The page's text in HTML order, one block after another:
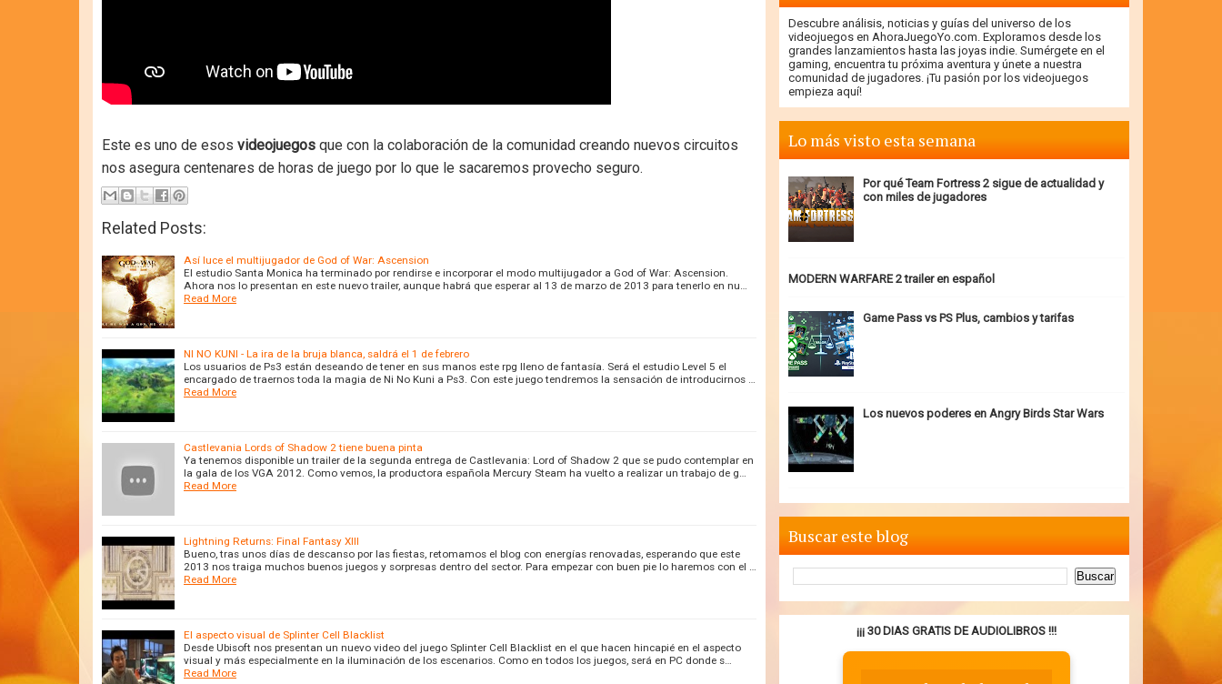
Este es uno de esos videojuegos que con la colaboración de la comunidad creando nuevos circuitos
nos asegura centenares de horas de juego por lo que le sacaremos provecho seguro.
Related Posts:
Así luce el multijugador de God of War: Ascension
El estudio Santa Monica ha terminado por rendirse e incorporar el modo multijugador a God of War: Ascension.
Ahora nos lo presentan en este nuevo trailer, aunque habrá que esperar al 13 de marzo de 2013 para tenerlo en nu…
Read More
NI NO KUNI - La ira de la bruja blanca, saldrá el 1 de febrero
Los usuarios de Ps3 están deseando de tener en sus manos este rpg lleno de fantasía. Será el estudio Level 5 el
encargado de traernos toda la magia de Ni No Kuni a Ps3. Con este juego tendremos la sensación de introducirnos …
Read More
Castlevania Lords of Shadow 2 tiene buena pinta
Ya tenemos disponible un trailer de la segunda entrega de Castlevania: Lord of Shadow 2 que se pudo contemplar en
la gala de los VGA 2012. Como vemos, la productora española Mercury Steam ha vuelto a realizar un trabajo de g…
Read More
Lightning Returns: Final Fantasy XIII
Bueno, tras unos días de descanso por las fiestas, retomamos el blog con energías renovadas, esperando que este
2013 nos traiga muchos buenos juegos y sorpresas dentro del sector. Para empezar con buen pie lo haremos con el …
Read More
El aspecto visual de Splinter Cell Blacklist
Desde Ubisoft nos presentan un nuevo video del juego Splinter Cell Blacklist en el que hacen hincapié en el aspecto
visual y más especialmente en la iluminación de los escenarios. Como en todos los juegos, será en PC donde s…
Read More
Descubre análisis, noticias y guías del universo de los
videojuegos en AhoraJuegoYo.com. Exploramos desde los
grandes lanzamientos hasta las joyas indie. Sumérgete en el
gaming, encuentra tu próxima aventura y únete a nuestra
comunidad de jugadores. ¡Tu pasión por los videojuegos
empieza aquí!
Lo más visto esta semana
Por qué Team Fortress 2 sigue de actualidad y
con miles de jugadores
MODERN WARFARE 2 trailer en español
Game Pass vs PS Plus, cambios y tarifas
Los nuevos poderes en Angry Birds Star Wars
Buscar este blog
¡¡¡ 30 DIAS GRATIS DE AUDIOLIBROS !!!